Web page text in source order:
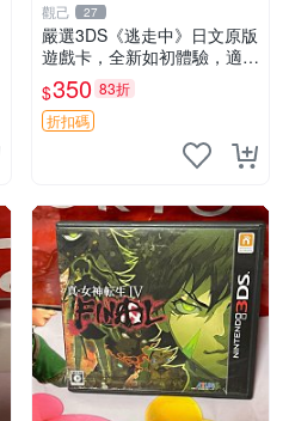
觀己 27
嚴選3DS《逃走中》日文原版
遊戲卡，全新如初體驗，適合
收藏。3ds日版專用，圖像詳
見。二手商品，售出概不退
換。 逃走中 3ds 日版 游戲卡
$350 83折
折扣碼